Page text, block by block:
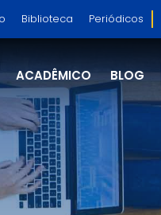
Biblioteca Periódicos
ACADÊMICO BLOG